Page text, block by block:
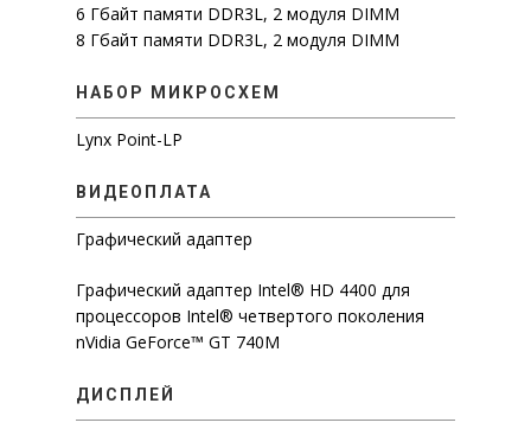
6 Гбайт памяти DDR3L, 2 модуля DIMM
8 Гбайт памяти DDR3L, 2 модуля DIMM
НАБОР МИКРОСХЕМ
Lynx Point-LP
ВИДЕОПЛАТА
Графический адаптер
Графический адаптер Intel® HD 4400 для
процессоров Intel® четвертого поколения
nVidia GeForce™ GT 740M
ДИСПЛЕЙ